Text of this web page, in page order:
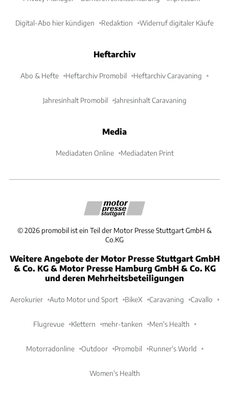
Digital-Abo hier kündigen Redaktion Widerruf digitaler Käufe
Heftarchiv
Abo & Hefte Heftarchiv Promobil Heftarchiv Caravaning
Jahresinhalt Promobil Jahresinhalt Caravaning
Media
Mediadaten Online Mediadaten Print
©2026 promobil ist ein Teil der Motor Presse Stuttgart GmbH &
Co.KG
Weitere Angebote der Motor Presse Stuttgart GmbH
& Co. KG & Motor Presse Hamburg GmbH & Co. KG
und deren Mehrheitsbeteiligungen
Aerokurier Auto Motor und Sport BikeX Caravaning Cavallo
Flugrevue Klettern mehr-tanken Men's Health
Motorradonline Outdoor Promobil Runner's World
Women's Health